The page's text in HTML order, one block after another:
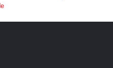
En Ligne
Avis Clients